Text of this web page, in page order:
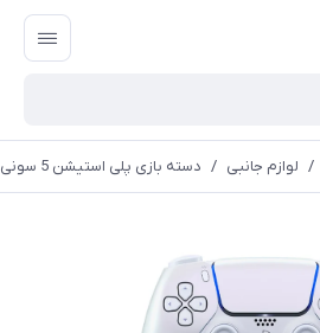
/ لوازم جانبی / دسته بازی پلی استیشن 5 سونی مدل دوال سنس - صدفی